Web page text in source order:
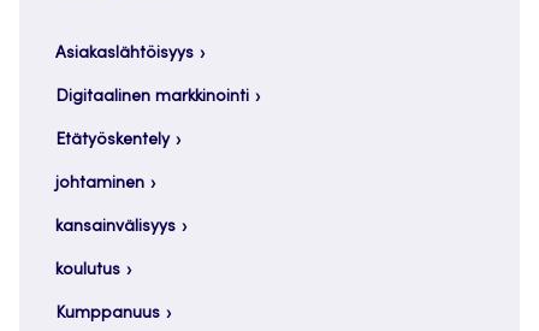
Asiakaslähtöisyys
Digitaalinen markkinointi
Etätyöskentely
johtaminen
kansainvälisyys
koulutus
Kumppanuus